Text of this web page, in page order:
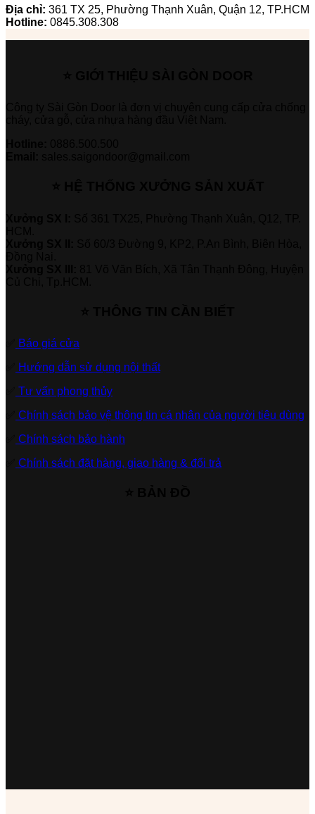
Địa chỉ: 361 TX 25, Phường Thạnh Xuân, Quận 12, TP.HCM
Hotline: 0845.308.308
Báo giá cửa
Hướng dẫn sử dụng nội thất
Tư vấn phong thủy
Chính sách bảo vệ thông tin cá nhân của người tiêu dùng
Chính sách bảo hành
Chính sách đặt hàng, giao hàng & đổi trả